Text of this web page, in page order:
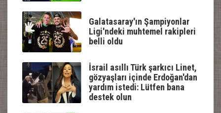
Galatasaray'ın Şampiyonlar
Ligi'ndeki muhtemel rakipleri
belli oldu
İsrail asıllı Türk şarkıcı Linet,
gözyaşları içinde Erdoğan'dan
yardım istedi: Lütfen bana
destek olun